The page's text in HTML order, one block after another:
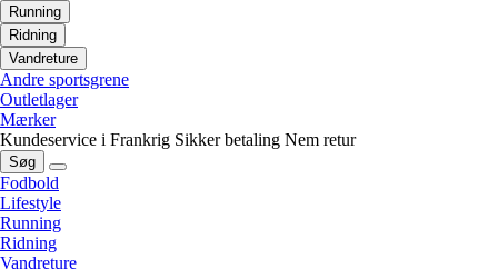
Running
Ridning
Vandreture
Andre sportsgrene
Outletlager
Mærker
Kundeservice i Frankrig Sikker betaling Nem retur
Søg
Fodbold
Lifestyle
Running
Ridning
Vandreture